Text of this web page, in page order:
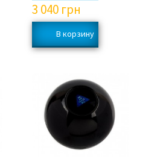
3 040 грн